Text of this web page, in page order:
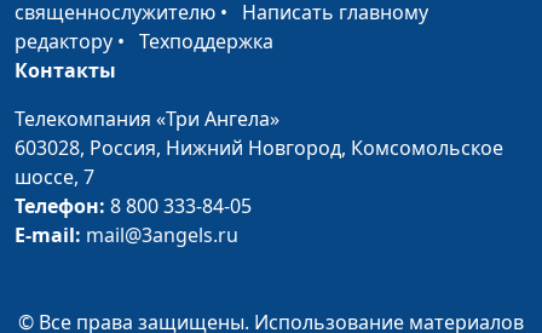
запомнили 2020?
Валерий Малышев,
Сергей Никулин
Рождество: праздник
на все времена
священнослужитель
Вакцинация в России
Время быть лучше: Мария Мараханова, #201211
священнослужителю • Написать главному
редактору • Техподдержка
Контакты
Телекомпания «Три Ангела»
603028, Россия, Нижний Новгород, Комсомольское
шоссе, 7
Телефон: 8 800 333-84-05
E-mail: mail@3angels.ru
© Все права защищены. Использование материалов